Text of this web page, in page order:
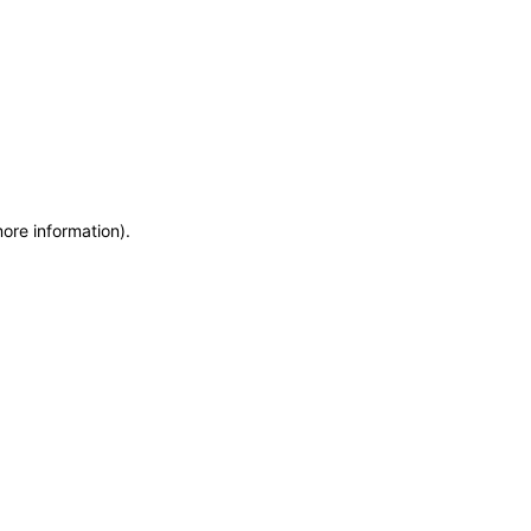
information).